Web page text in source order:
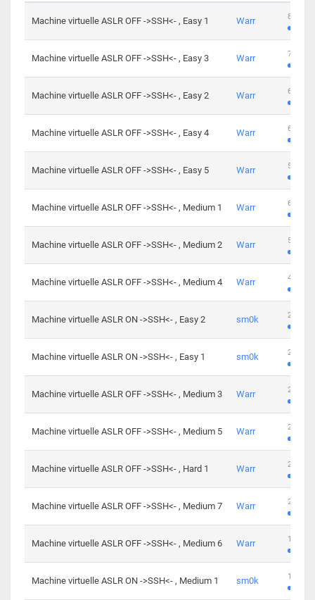
Machine virtuelle ASLR OFF ->SSH<- , Easy 1 Warr 801
Machine virtuelle ASLR OFF ->SSH<- , Easy 3 Warr 746
Machine virtuelle ASLR OFF ->SSH<- , Easy 2 Warr 681
Machine virtuelle ASLR OFF ->SSH<- , Easy 4 Warr 645
Machine virtuelle ASLR OFF ->SSH<- , Easy 5 Warr 561
Machine virtuelle ASLR OFF ->SSH<- , Medium 1 Warr 605
Machine virtuelle ASLR OFF ->SSH<- , Medium 2 Warr 509
Machine virtuelle ASLR OFF ->SSH<- , Medium 4 Warr 413
Machine virtuelle ASLR ON ->SSH<- , Easy 2 sm0k 247
Machine virtuelle ASLR ON ->SSH<- , Easy 1 sm0k 219
Machine virtuelle ASLR OFF ->SSH<- , Medium 3 Warr 280
Machine virtuelle ASLR OFF ->SSH<- , Medium 5 Warr 265
Machine virtuelle ASLR OFF ->SSH<- , Hard 1 Warr 224
Machine virtuelle ASLR OFF ->SSH<- , Medium 7 Warr 230
Machine virtuelle ASLR OFF ->SSH<- , Medium 6 Warr 168
Machine virtuelle ASLR ON ->SSH<- , Medium 1 sm0k 139